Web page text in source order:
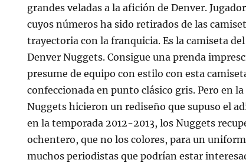
grandes veladas a la afición de Denver.
cuyos números ha sido retirados de las
trayectoria con la franquicia. Es la camiseta
Denver Nuggets. Consigue una prenda
presume de equipo con estilo con esta
confeccionada en punto clásico gris. Pero en
Nuggets hicieron un rediseño que supuso el
en la temporada 2012-2013, los Nuggets
ochentero, que no los colores, para un
muchos periodistas que podrían estar